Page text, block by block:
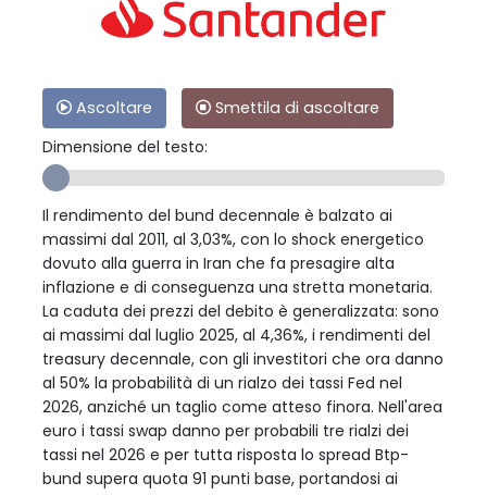
Ascoltare
Smettila di ascoltare
Dimensione del testo:
Il rendimento del bund decennale è balzato ai
massimi dal 2011, al 3,03%, con lo shock energetico
dovuto alla guerra in Iran che fa presagire alta
inflazione e di conseguenza una stretta monetaria.
La caduta dei prezzi del debito è generalizzata: sono
ai massimi dal luglio 2025, al 4,36%, i rendimenti del
treasury decennale, con gli investitori che ora danno
al 50% la probabilità di un rialzo dei tassi Fed nel
2026, anziché un taglio come atteso finora. Nell'area
euro i tassi swap danno per probabili tre rialzi dei
tassi nel 2026 e per tutta risposta lo spread Btp-
bund supera quota 91 punti base, portandosi ai